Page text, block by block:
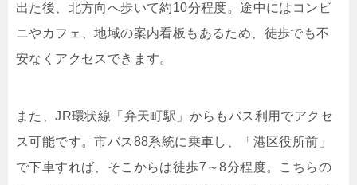
出た後、北方向へ歩いて約10分程度。途中にはコンビ
ニやカフェ、地域の案内看板もあるため、徒歩でも不
安なくアクセスできます。
また、JR環状線「弁天町駅」からもバス利用でアクセ
ス可能です。市バス88系統に乗車し、「港区役所前」
で下車すれば、そこからは徒歩7～8分程度。こちらの